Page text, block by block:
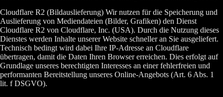
Cloudflare R2 (Bildauslieferung) Wir nutzen für die Speicherung und
Auslieferung von Mediendateien (Bilder, Grafiken) den Dienst
Cloudflare R2 von Cloudflare, Inc. (USA). Durch die Nutzung dieses
Dienstes werden Inhalte unserer Website schneller an Sie ausgeliefert.
Technisch bedingt wird dabei Ihre IP-Adresse an Cloudflare
übertragen, damit die Daten Ihren Browser erreichen. Dies erfolgt auf
Grundlage unseres berechtigten Interesses an einer fehlerfreien und
performanten Bereitstellung unseres Online-Angebots (Art. 6 Abs. 1
lit. f DSGVO).